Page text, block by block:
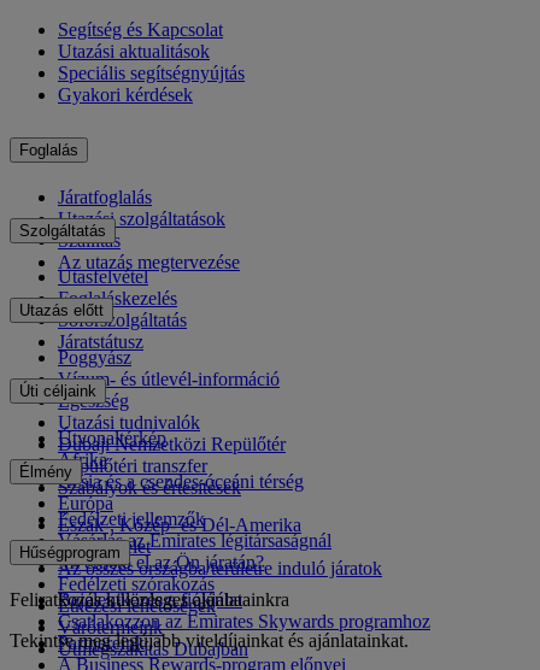
Segítség és Kapcsolat
Utazási aktualitások
Speciális segítségnyújtás
Gyakori kérdések
Foglalás
Járatfoglalás
Utazási szolgáltatások
Szállítás
Az utazás megtervezése
Szolgáltatás
Utasfelvétel
Foglaláskezelés
Sofőrszolgáltatás
Járatstátusz
Utazás előtt
Poggyász
Vízum- és útlevél-információ
Egészség
Utazási tudnivalók
Dubaji Nemzetközi Repülőtér
Repülőtéri transzfer
Szabályok és értesítések
Úti céljaink
Útvonaltérkép
Afrika
Ázsia és a csendes-óceáni térség
Európa
Észak-, Közép- és Dél-Amerika
Közel-Kelet
Az összes országba/területre induló járatok
Élmény
Fedélzeti jellemzők
Vásárlás az Emirates légitársaságnál
Mi érhető el az Ön járatán?
Fedélzeti szórakozás
Étkezési lehetőségek
Várótermeink
Útmegszakítás Dubajban
Hűségprogram
Bejelentkezés a fiókjába
Csatlakozzon az Emirates Skywards programhoz
Partnereink
A Business Rewards-program előnyei
Feliratkozás különleges ajánlatainkra
Tekintse meg legújabb viteldíjainkat és ajánlatainkat.